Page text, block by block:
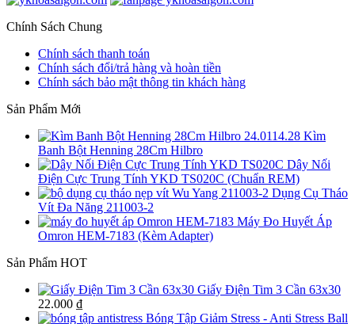
Chính Sách Chung
Chính sách thanh toán
Chính sách đổi/trả hàng và hoàn tiền
Chính sách bảo mật thông tin khách hàng
Sản Phẩm Mới
Kìm
Banh Bột Henning 28Cm Hilbro
Dây Nối
Điện Cực Trung Tính YKD TS020C (Chuẩn REM)
Dụng Cụ Tháo
Vít Đa Năng 211003-2
Máy Đo Huyết Áp
Omron HEM-7183 (Kèm Adapter)
Sản Phẩm HOT
Giấy Điện Tim 3 Cần 63x30
22.000 ₫
Bóng Tập Giảm Stress - Anti Stress Ball